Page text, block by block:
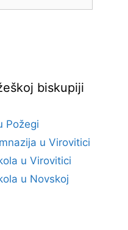
biskupiji
Požegi
u Virovitici
u Virovitici
u Novskoj